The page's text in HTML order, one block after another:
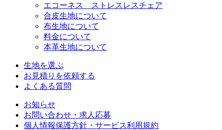
エコーネス ストレスレスチェア
合皮生地について
布生地について
料金について
本革生地について
生地を選ぶ
お見積りを依頼する
よくある質問
お知らせ
お問い合わせ・求人応募
個人情報保護方針・サービス利用規約